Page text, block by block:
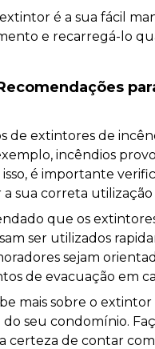
é a sua fácil
e recarregá-lo
de extintores de
incêndios
isso, é importante
sua correta utilização
que os
ser utilizados
sejam
de evacuação em
mais sobre o
seu condomínio.
certeza de contar